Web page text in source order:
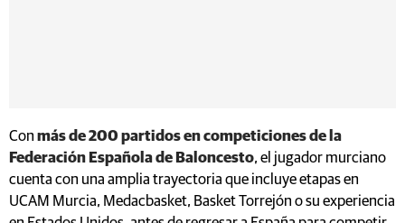
Con más de 200 partidos en competiciones de la
Federación Española de Baloncesto, el jugador murciano
cuenta con una amplia trayectoria que incluye etapas en
UCAM Murcia, Medacbasket, Basket Torrejón o su experiencia